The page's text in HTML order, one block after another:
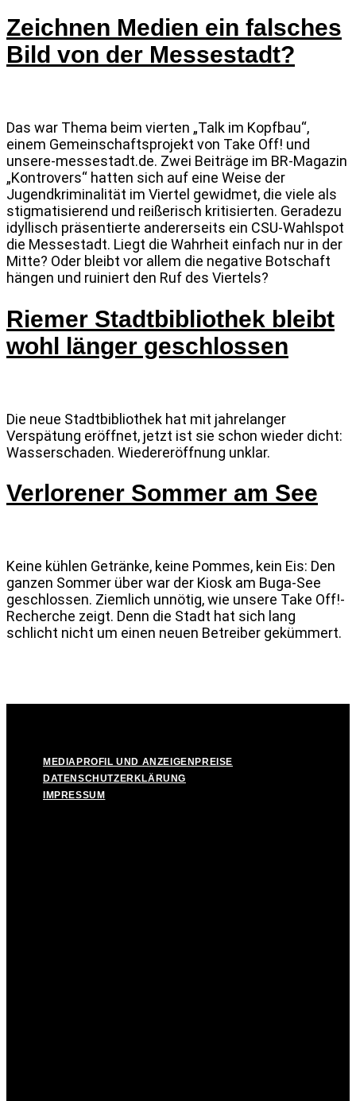
Zeichnen Medien ein falsches
Bild von der Messestadt?
Das war Thema beim vierten „Talk im Kopfbau“,
einem Gemeinschaftsprojekt von Take Off! und
unsere-messestadt.de. Zwei Beiträge im BR-Magazin
„Kontrovers“ hatten sich auf eine Weise der
Jugendkriminalität im Viertel gewidmet, die viele als
stigmatisierend und reißerisch kritisierten. Geradezu
idyllisch präsentierte andererseits ein CSU-Wahlspot
die Messestadt. Liegt die Wahrheit einfach nur in der
Mitte? Oder bleibt vor allem die negative Botschaft
hängen und ruiniert den Ruf des Viertels?
Riemer Stadtbibliothek bleibt
wohl länger geschlossen
Die neue Stadtbibliothek hat mit jahrelanger
Verspätung eröffnet, jetzt ist sie schon wieder dicht:
Wasserschaden. Wiedereröffnung unklar.
Verlorener Sommer am See
Keine kühlen Getränke, keine Pommes, kein Eis: Den
ganzen Sommer über war der Kiosk am Buga-See
geschlossen. Ziemlich unnötig, wie unsere Take Off!-
Recherche zeigt. Denn die Stadt hat sich lang
schlicht nicht um einen neuen Betreiber gekümmert.
MEDIAPROFIL UND ANZEIGENPREISE
DATENSCHUTZERKLÄRUNG
IMPRESSUM